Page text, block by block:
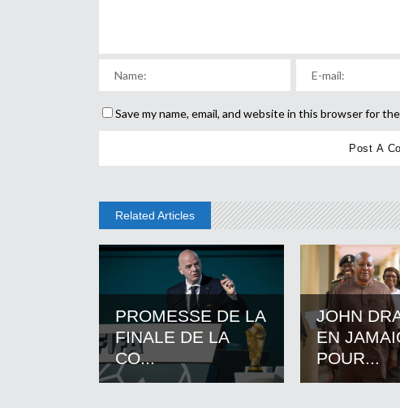
Save my name, email, and website in this browser for
Related Articles
PROMESSE DE LA
FINALE DE LA
CO...
JOHN
EN
POUR...